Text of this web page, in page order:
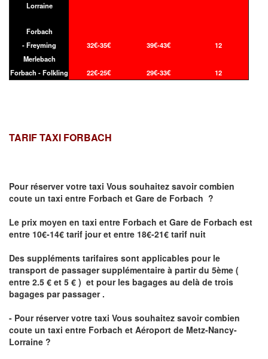
Lorraine
Forbach
- Freyming
Merlebach
32€-35€ 39€-43€ 12
Forbach - Folkling 22€-25€ 29€-33€ 12
TARIF TAXI FORBACH
Pour réserver votre taxi Vous souhaitez savoircombien
coute un taxi entre Forbach et Gare de Forbach ?
Le prix moyen en taxi entre Forbach et Gare de Forbach est
entre 10€-14€ tarif jour et entre 18€-21€ tarif nuit
Des suppléments tarifaires sont applicables pour le
transport de passager supplémentaire à partir du 5ème (
entre 2.5 € et 5 € ) et pour les bagages au delà de trois
bagages par passager .
- Pour réserver votre taxi Vous souhaitez savoircombien
coute un taxi entre Forbach et Aéroport de Metz-Nancy-
Lorraine ?